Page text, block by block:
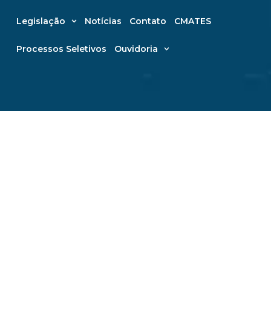
Legislação Notícias Contato CMATES
Processos Seletivos Ouvidoria